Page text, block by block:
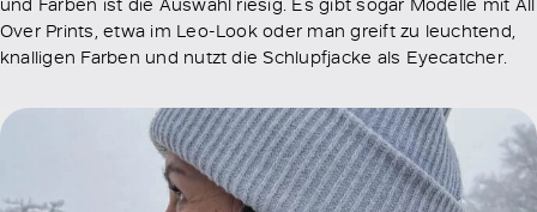
Over Prints, etwa im Leo-Look oder man greift zu leuchtend,
knalligen Farben und nutzt die Schlupfjacke als Eyecatcher.